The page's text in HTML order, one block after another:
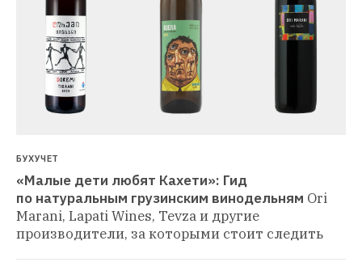
БУХУЧЕТ
«Малые дети любят Кахети»: Гид
по натуральным грузинским винодельням Ori
Marani, Lapati Wines, Tevza и другие
производители, за которыми стоит следить